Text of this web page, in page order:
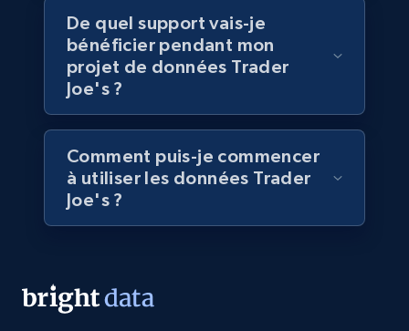
Business Enrichi
5.3K+
YouTube - Channels
URL, Handle, Handle md5, Banner img, Profile
image, Name, Subscribers, Description, and
Social media
De quel support vais-je
bénéficier pendant mon
projet de données Trader
Joe's ?
Comment puis-je commencer
à utiliser les données Trader
Joe's ?